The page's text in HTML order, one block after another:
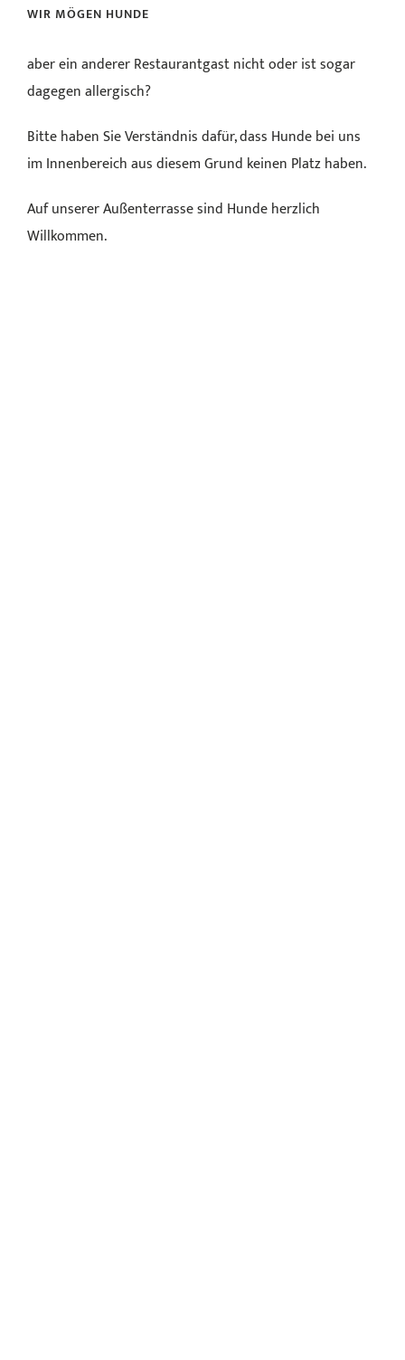
WIR MÖGEN HUNDE
aber ein anderer Restaurantgast nicht oder ist sogar
dagegen allergisch?
Bitte haben Sie Verständnis dafür, dass Hunde bei uns
im Innenbereich aus diesem Grund keinen Platz haben.
Auf unserer Außenterrasse sind Hunde herzlich
Willkommen.